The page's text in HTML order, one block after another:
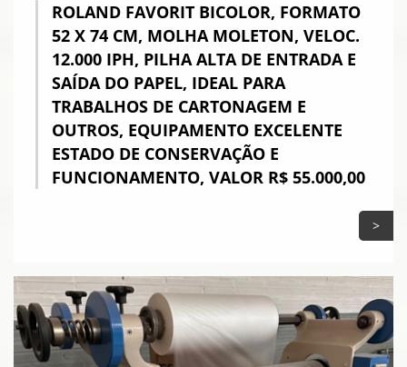
ROLAND FAVORIT BICOLOR, FORMATO
52 X 74 CM, MOLHA MOLETON, VELOC.
12.000 IPH, PILHA ALTA DE ENTRADA E
SAÍDA DO PAPEL, IDEAL PARA
TRABALHOS DE CARTONAGEM E
OUTROS, EQUIPAMENTO EXCELENTE
ESTADO DE CONSERVAÇÃO E
FUNCIONAMENTO, VALOR R$ 55.000,00
>